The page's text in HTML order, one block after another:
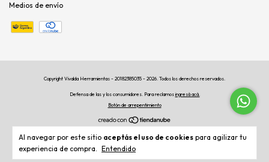
Al navegar por este sitio aceptás el uso de cookies para agilizar tu
experiencia de compra. Entendido
Medios de envío
Copyright Vivalda Herramientas - 20182385035 - 2026. Todos los derechos reservados.
Defensa de las y los consumidores. Para reclamos ingresá acá.
Botón de arrepentimiento